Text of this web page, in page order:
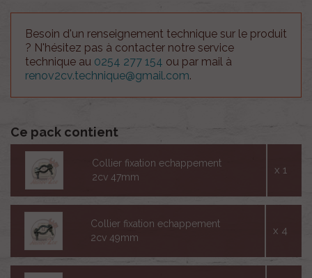
Besoin d'un renseignement technique sur le produit
? N'hésitez pas à contacter notre service
technique au 0254 277 154 ou par mail à
renov2cv.technique@gmail.com.
Ce pack contient
Collier fixation echappement
2cv 47mm
x 1
Collier fixation echappement
2cv 49mm
x 4